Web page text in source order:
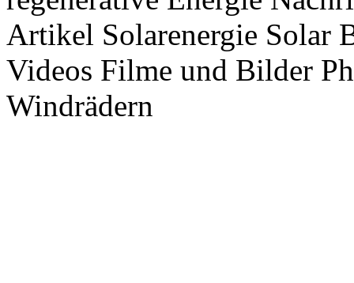
Artikel Solarenergie Solar
Videos Filme und Bilder
Windrädern